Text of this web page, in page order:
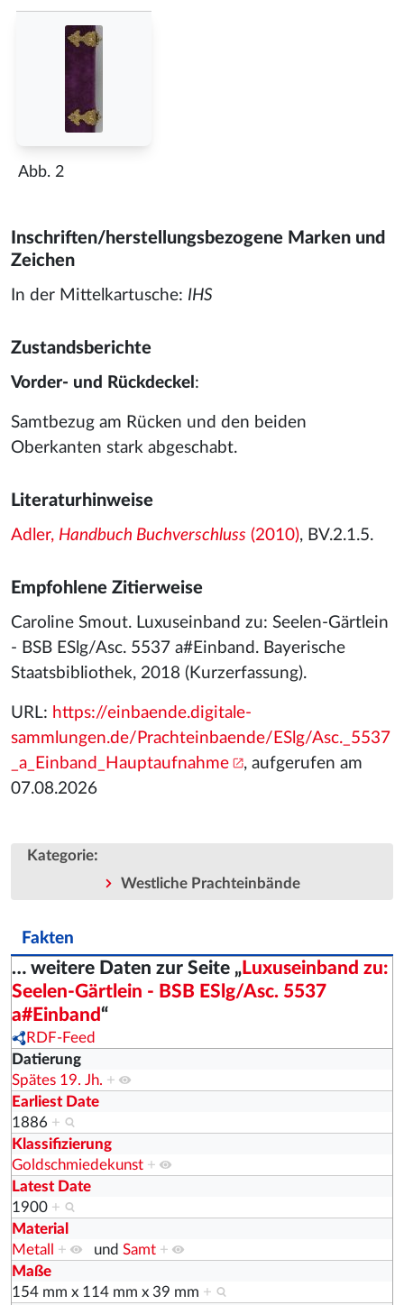
Abb. 2
Inschriften/herstellungsbezogene Marken und
Zeichen
In der Mittelkartusche: IHS
Zustandsberichte
Vorder- und Rückdeckel :
Samtbezug am Rücken und den beiden
Oberkanten stark abgeschabt.
Literaturhinweise
Adler, Handbuch Buchverschluss (2010), BV.2.1.5.
Empfohlene Zitierweise
Caroline Smout. Luxuseinband zu: Seelen-Gärtlein
- BSB ESlg/Asc. 5537 a#Einband. Bayerische
Staatsbibliothek, 2018 (Kurzerfassung).
URL: https://einbaende.digitale-
sammlungen.de/Prachteinbaende/ESlg/Asc._5537
_a_Einband_Hauptaufnahme
, aufgerufen am
07.08.2026
Kategorie:
Westliche Prachteinbände
Fakten
… weitere Daten zur Seite „Luxuseinband zu:
Seelen-Gärtlein - BSB ESlg/Asc. 5537
a#Einband“
RDF-Feed
Datierung
Spätes 19. Jh. +
Earliest Date
1886 +
Klassifizierung
Goldschmiedekunst +
Latest Date
1900 +
Material
Metall
+ und Samt +
Maße
154 mm x 114 mm x 39 mm +